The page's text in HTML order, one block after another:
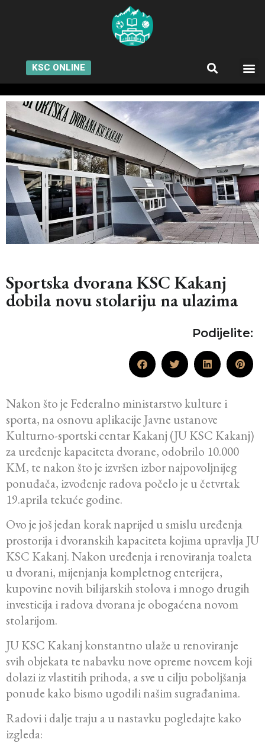
KSC ONLINE
Sportska dvorana KSC Kakanj
dobila novu stolariju na ulazima
Podijelite:
Nakon što je Federalno ministarstvo kulture i
sporta, na osnovu aplikacije Javne ustanove
Kulturno-sportski centar Kakanj (JU KSC Kakanj)
za uređenje kapaciteta dvorane, odobrilo 10.000
KM, te nakon što je izvršen izbor najpovoljnijeg
ponuđača, izvođenje radova počelo je u četvrtak
19.aprila tekuće godine.
Ovo je još jedan korak naprijed u smislu uređenja
prostorija i dvoranskih kapaciteta kojima upravlja JU
KSC Kakanj. Nakon uređenja i renoviranja toaleta
u dvorani, mijenjanja kompletnog enterijera,
kupovine novih bilijarskih stolova i mnogo drugih
investicija i radova dvorana je obogaćena novom
stolarijom.
JU KSC Kakanj konstantno ulaže u renoviranje
svih objekata te nabavku nove opreme novcem koji
dolazi iz vlastitih prihoda, a sve u cilju poboljšanja
ponude kako bismo ugodili našim sugrađanima.
Radovi i dalje traju a u nastavku pogledajte kako
izgleda: